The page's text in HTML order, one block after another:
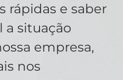
rápidas e saber
situação
empresa,
nos